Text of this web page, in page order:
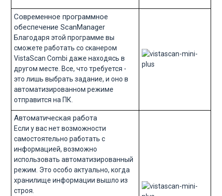
Современное программное
обеспечение ScanManager
Благодаря этой программе вы
сможете работать со сканером
VistaScan Combi даже находясь в
другом месте. Все, что требуется -
это лишь выбрать задание, и оно в
автоматизированном режиме
отправится на ПК.
Автоматическая работа
Если у вас нет возможности
самостоятельно работать с
информацией, возможно
использовать автоматизированный
режим. Это особо актуально, когда
хранилище информации вышло из
строя.